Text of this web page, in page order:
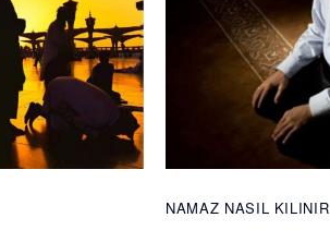
NAMAZ NASIL KILINIR